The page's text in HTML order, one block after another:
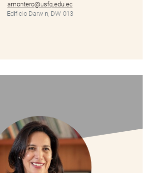
amontero@usfq.edu.ec
Edificio Darwin, DW-013